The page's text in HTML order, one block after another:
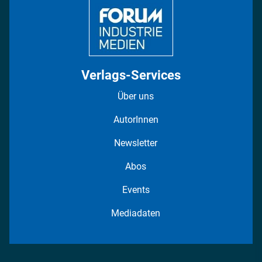
Verlags-Services
Über uns
AutorInnen
Newsletter
Abos
Events
Mediadaten